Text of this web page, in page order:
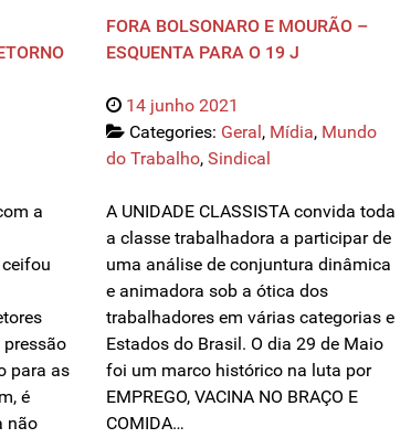
a
ceifou
para as
é
não
FORA BOLSONARO E MOURÃO –
ESQUENTA PARA O 19 J
14 junho 2021
Categories: Geral , Mídia, Mundo
do Trabalho, Sindical
A UNIDADE CLASSISTA convida toda
a classe trabalhadora a participar de
uma análise de conjuntura dinâmica
e animadora sob a ótica dos
trabalhadores em várias categorias e
Estados do Brasil. O dia 29 de Maio
foi um marco histórico na luta por
EMPREGO, VACINA NO BRAÇO E
COMIDA…